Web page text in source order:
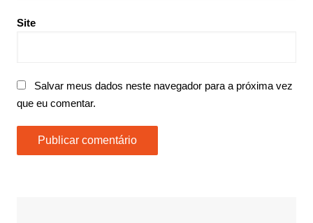
Site
Salvar meus dados neste navegador para a próxima vez
que eu comentar.